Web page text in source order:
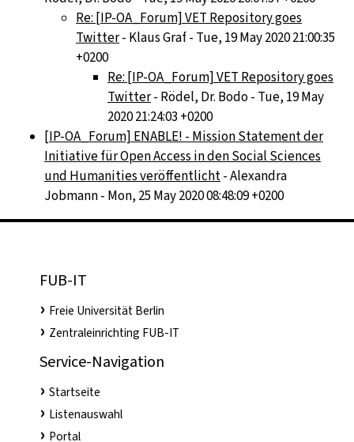
Re: [IP-OA_Forum] VET Repository goes
Twitter- Klaus Graf - Tue, 19 May 2020 21:00:35
+0200
Re: [IP-OA_Forum] VET Repository goes
Twitter- Rödel, Dr. Bodo - Tue, 19 May
2020 21:24:03 +0200
[IP-OA_Forum] ENABLE! - Mission Statement der
Initiative für Open Access in den Social Sciences
und Humanities veröffentlicht- Alexandra
Jobmann - Mon, 25 May 2020 08:48:09 +0200
FUB-IT
Freie Universität Berlin
Zentraleinrichting FUB-IT
Service-Navigation
Startseite
Listenauswahl
Portal